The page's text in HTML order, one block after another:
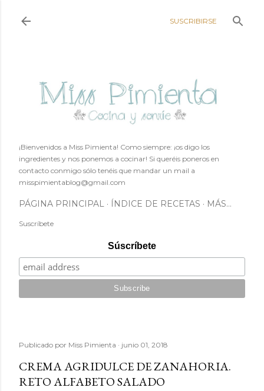
SUSCRIBIRSE
¡Bienvenidos a Miss Pimienta! Como siempre: ¡os digo los
ingredientes y nos ponemos a cocinar! Si queréis poneros en
contacto conmigo sólo tenéis que mandar un mail a
misspimientablog@gmail.com
PÁGINA PRINCIPAL ÍNDICE DE RECETAS MÁS…
Suscríbete
Súscríbete
Publicado por Miss Pimienta junio 01, 2018
CREMA AGRIDULCE DE ZANAHORIA.
RETO ALFABETO SALADO